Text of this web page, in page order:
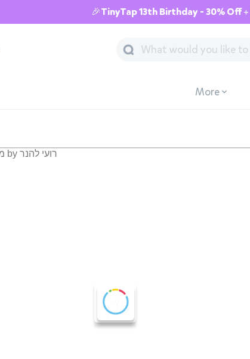
🎉TinyTap 13th Birthday - 30% Off
More